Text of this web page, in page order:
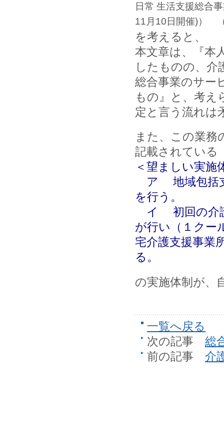
日常 生活支援総合
11月10日開催)）
を考えると、
本文章は、『本
したものの、介
総合事業のサー
もの』と、考え
定と言う流れは
また、この業務
記載されている
＜望ましい実施
ア 地域包括支
を行う。
イ 初回の介護
が行い（１クー
宅介護支援事業
る。
の実施体制が、
一覧へ戻る
次の記事 総
前の記事 介